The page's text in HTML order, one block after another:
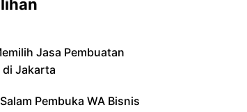
Jasa Pembuatan
di Jakarta
Pembuka WA Bisnis